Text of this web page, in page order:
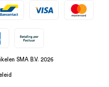
SMA B.V. 2026